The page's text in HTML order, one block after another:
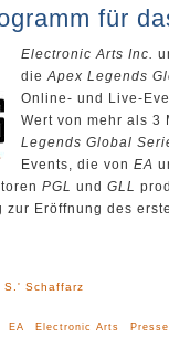
für
Electronic Arts Inc.
dieApex Legends
Online- und Live-
Wert von mehr als
Legends Global
Events, die von EA
PGL und GLL
Eröffnung des
S.' Schaffarz
EA Electronic Arts